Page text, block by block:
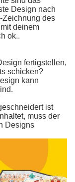
Design nach
Zeichnung des
deinem
ok..
fertigstellen,
schicken?
kann
ist
muss der
Designs